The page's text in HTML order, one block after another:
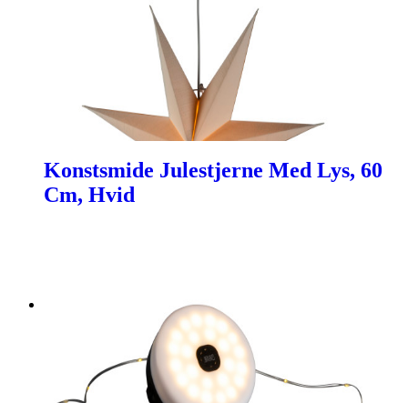
Konstsmide Julestjerne Med Lys, 60
Cm, Hvid